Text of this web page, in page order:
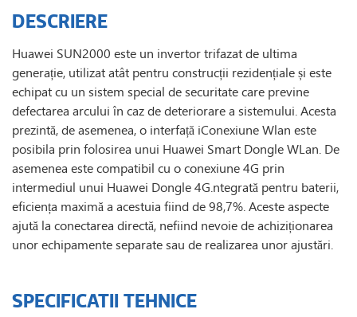
DESCRIERE
Huawei SUN2000 este un invertor trifazat de ultima
generație, utilizat atât pentru construcții rezidențiale și este
echipat cu un sistem special de securitate care previne
defectarea arcului în caz de deteriorare a sistemului. Acesta
prezintă, de asemenea, o interfață iConexiune Wlan este
posibila prin folosirea unui Huawei Smart Dongle WLan. De
asemenea este compatibil cu o conexiune 4G prin
intermediul unui Huawei Dongle 4G.ntegrată pentru baterii,
eficiența maximă a acestuia fiind de 98,7%. Aceste aspecte
ajută la conectarea directă, nefiind nevoie de achiziționarea
unor echipamente separate sau de realizarea unor ajustări.
SPECIFICATII TEHNICE